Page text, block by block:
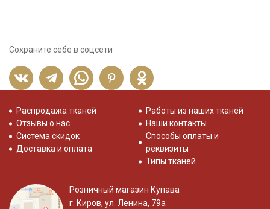
Сохраните себе в соцсети
Распродажа тканей
Отзывы о нас
Система скидок
Доставка и оплата
Работы из наших тканей
Наши контакты
Способы оплаты и
реквизиты
Типы тканей
Розничный магазин Купава
г. Киров, ул. Ленина, 79а